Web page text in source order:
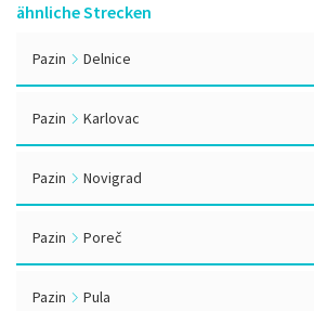
ähnliche Strecken
Pazin Delnice
Pazin Karlovac
Pazin Novigrad
Pazin Poreč
Pazin Pula